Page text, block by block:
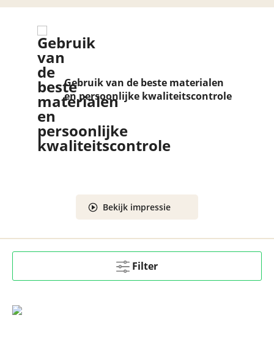
Gebruik van de beste materialen
en persoonlijke kwaliteitscontrole
Bekijk impressie
Filter